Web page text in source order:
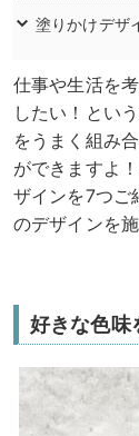
塗りかけデザ
仕事や生活を
したい！とい
をうまく組み
ができますよ
ザインを7つご
のデザインを
好きな色